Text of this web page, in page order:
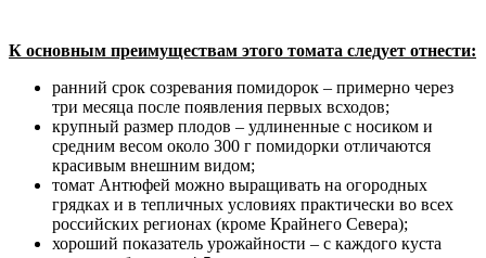
К основным преимуществам этого томата следует отнести:
ранний срок созревания помидорок – примерно через
три месяца после появления первых всходов;
крупный размер плодов – удлиненные с носиком и
средним весом около 300 г помидорки отличаются
красивым внешним видом;
томат Антюфей можно выращивать на огородных
грядках и в тепличных условиях практически во всех
российских регионах (кроме Крайнего Севера);
хороший показатель урожайности – с каждого куста